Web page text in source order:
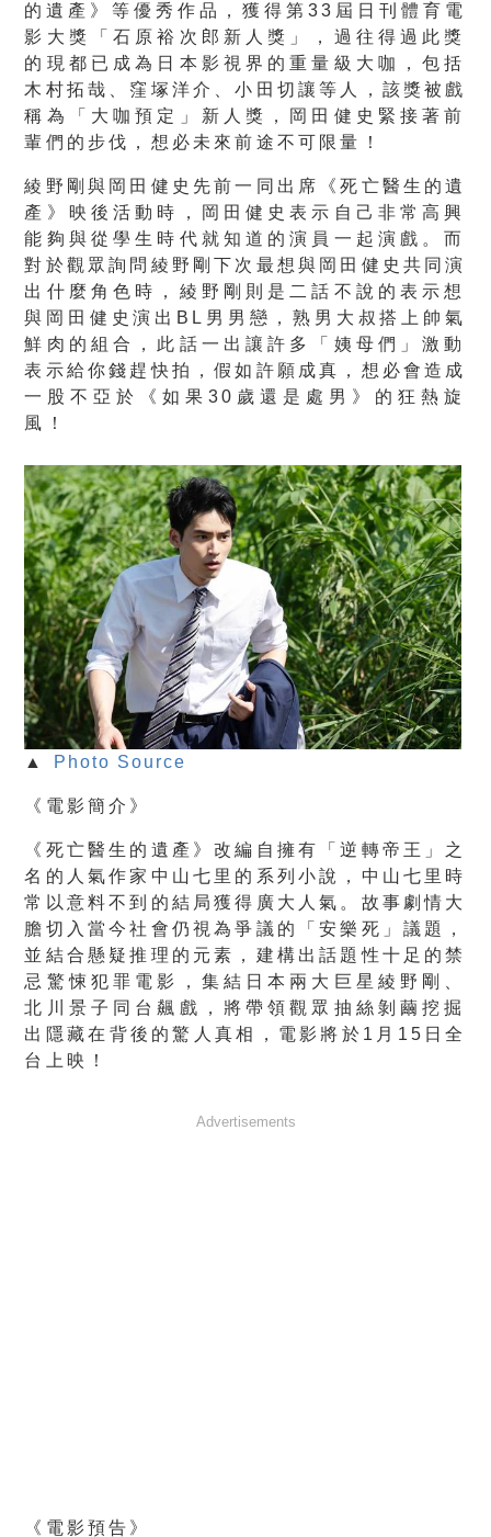
的遺產》 等優秀作品，獲得第33屆日刊體育電
影大獎「石原裕次郎新人獎」
，過往得過此獎
的現都已成為日本影視界的重量級大咖，包括
木村拓哉、窪塚洋介、小田切讓等人，該獎被戲
稱為「 大咖預定」新人獎，岡田健史緊接著前
輩們的步伐， 想必未來前途不可限量！
綾野剛與岡田健史先前一同出席《死亡醫生的遺
產》映後活動時，
岡田健史表示自己非常高興
能夠與從學生時代就知道的演員一起演戲 。而
對於觀眾詢問綾野剛下次最想與岡田健史共同演
出什麼角色時， 綾野剛則是二話不說的表示想
與岡田健史演出BL男男戀，熟男大叔搭上帥氣
鮮肉的組合，此話一出讓許多「姨母們」激動
表示給你錢趕快拍，假如許願成真，想必會造成
一股不亞於《如果30歲還是處男》的狂熱旋
風！
▲ Photo Source
《電影簡介》
《死亡醫生的遺產》改編自擁有「逆轉帝王」 之
名的人氣作家中山七里的系列小說， 中山七里時
常以意料不到的結局獲得廣大人氣。 故事劇情大
膽切入當今社會仍視為爭議的「安樂死」議題，
並結合懸疑推理的元素，建構出話題性十足的禁
忌驚悚犯罪電影， 集結日本兩大巨星綾野剛、
北川景子同台飆戲， 將帶領觀眾抽絲剝繭挖掘
出隱藏在背後的驚人真相，電影將於1月1 5日全
台上映！
Advertisements
《電影預告》